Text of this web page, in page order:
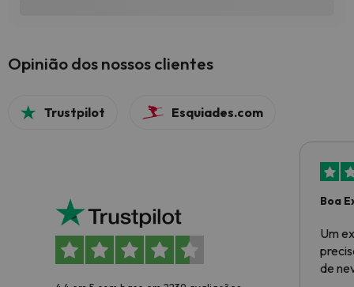
Opinião dos nossos clientes
Trustpilot Esquiades.com
Boa
Um
de